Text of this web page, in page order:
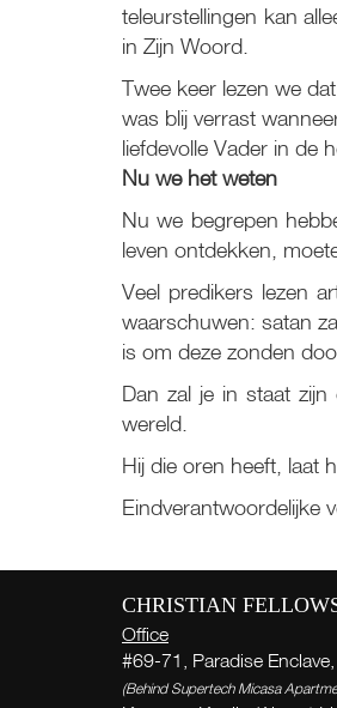
teleurstellingen kan
in Zijn Woord.
Twee keer lezen we
was blij verrast
liefdevolle Vader in de
Nu we het weten
Nu we begrepen
leven ontdekken,
Veel predikers lezen
waarschuwen: satan
is om deze zonden
Dan zal je in staat
wereld.
Hij die oren heeft, laat
Eindverantwoordelijke
CHRISTIAN
Office
#69-71, Paradise
(Behind Supertech Micasa